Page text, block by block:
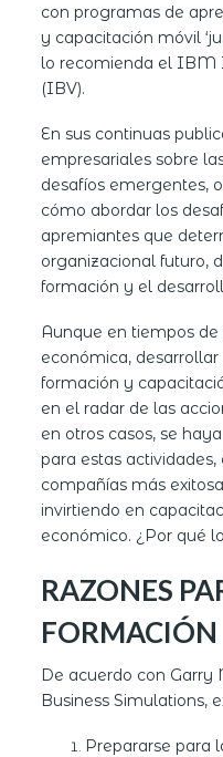
con programas de
y capacitación móvil
lo recomienda el IBM
(IBV).
En sus continuas
empresariales sobre
desafíos emergentes,
cómo abordar los
apremiantes que
organizacional futuro,
formación y el
Aunque en tiempos
económica,
formación y
en el radar de las
en otros casos, se
para estas
compañías más
invirtiendo en
económico. ¿Por qué
RAZONES
FORMACIÓN
De acuerdo con
Business Simulations,
Prepararse para